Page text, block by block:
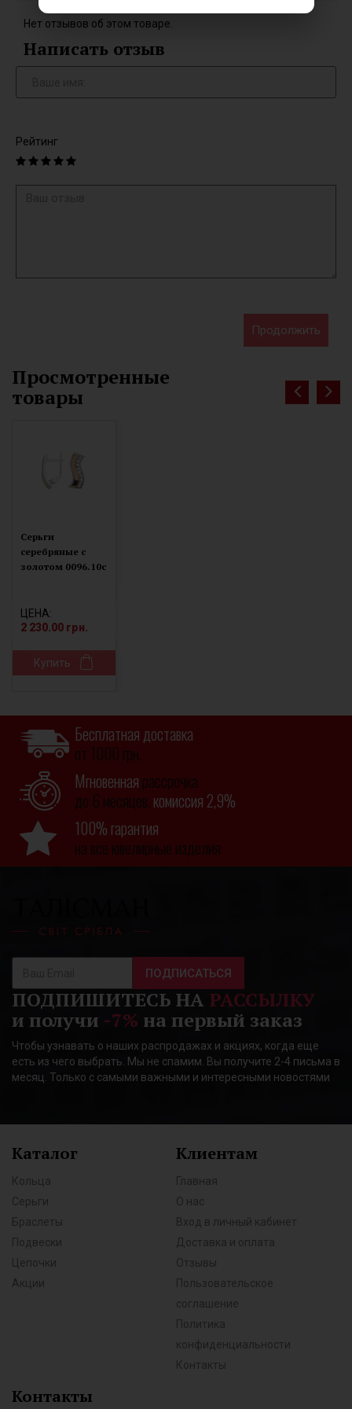
Нет отзывов об этом товаре.
Написать отзыв
Рейтинг
Продолжить
Просмотренные
товары
Серьги
серебряные с
золотом 0096.10с
ЦЕНА:
2 230.00 грн.
Купить
Бесплатная доставка
от 1000 грн.
Мгновенная рассрочка
до 6 месяцев, комиссия 2,9%
100% гарантия
на все ювелирные изделия
ПОДПИСАТЬСЯ
ПОДПИШИТЕСЬ НА РАССЫЛКУ
и получи -7% на первый заказ
Чтобы узнавать о наших распродажах и акциях, когда еще
есть из чего выбрать. Мы не спамим. Вы получите 2-4 письма в
месяц. Только с самыми важными и интересными новостями
Каталог
Кольца
Серьги
Браслеты
Подвески
Цепочки
Акции
Клиентам
Главная
О нас
Вход в личный кабинет
Доставка и оплата
Отзывы
Пользовательское
соглашение
Политика
конфиденциальности
Контакты
Контакты